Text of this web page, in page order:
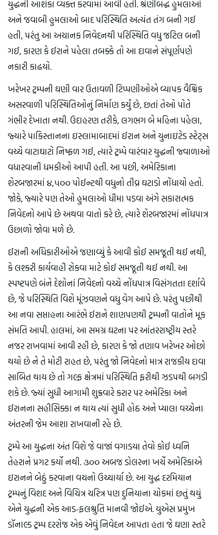
યુદ્ધની આશંકા વ્યક્ત કરવામાં આવી હતી. શ્રેણીબદ્ધ હુમલાઓ
અને જવાબી હુમલાઓ બાદ પરિસ્થિતિ અત્યંત તંગ બની ગઈ
હતી, પરંતુ આ અચાનક નિવેદનથી પરિસ્થિતિ વધુ જટિલ બની
ગઈ, કારણ કે ઈરાને પહેલા તબક્કે તો આ દાવાને સંપૂર્ણપણે
નકારી કાઢયો.
ખરેખર ટ્રમ્પની ઘણી વાર ઉતાવળી ટિપ્પણીઓએ વ્યાપક વૈશ્વિક
અસરવાળી પરિસ્થિતિઓનું નિર્માણ કર્યું છે, છતાં તેઓ પોતે
ગંભીર દેખાતા નથી. ઉદાહરણ તરીકે, લગભગ બે મહિના પહેલા,
જ્યારે પાકિસ્તાનના ઇસ્લામાબાદમાં ઈરાન અને યુનાઇટેડ સ્ટેટ્સ
વચ્ચે વાટાઘાટો નિષ્ફળ ગઈ, ત્યારે ટ્રમ્પે વારંવાર યુદ્ધની જ્વાળાઓ
વધારવાની ધમકીઓ આપી હતી. આ પછી, અમેરિકાના
શેરબજારમાં ૪,૫૦૦ પોઈન્ટથી વધુનો તીવ્ર ઘટાડો નોંધાયો હતો.
જોકે, જ્યારે પણ તેઓ હુમલાઓ ધીમા પડવા અંગે સકારાત્મક
નિવેદનો આપે છે અથવા વાતો કરે છે, ત્યારે શેરબજારમાં નોંધપાત્ર
ઉછાળો જોવા મળે છે.
ઈરાની અધિકારીઓએ જણાવ્યું કે આવી કોઈ સમજૂતી થઈ નથી,
કે લશ્કરી કાર્યવાહી રોકવા માટે કોઈ સમજૂતી થઈ નથી. આ
સ્પષ્ટપણે બંને દેશોનાં નિવેદનો વચ્ચે નોંધપાત્ર વિસંગતતા દર્શાવે
છે, જે પરિસ્થિતિ વિશે મૂંઝવણને વધુ વેગ આપે છે. પરંતુ પછીથી
આ નવા સપ્તાહના આરંભે ઈરાને શાણપણથી ટ્રમ્પની વાતોને મૂક
સંમતિ આપી. હાલમાં, આ સમગ્ર ઘટના પર આંતરરાષ્ટ્રીય સ્તરે
નજર રાખવામાં આવી રહી છે, કારણ કે જો તણાવ ખરેખર ઓછો
થયો છે ને તે મોટી રાહત છે, પરંતુ જો નિવેદનો માત્ર રાજકીય દાવા
સાબિત થાય છે તો ગલ્ફ ક્ષેત્રમાં પરિસ્થિતિ ફરીથી ઝડપથી બગડી
શકે છે. જ્યાં સુધી આગામી શુક્રવારે કરાર પર અમેરિકા અને
ઈરાનના સહીસિક્કા ન થાય ત્યાં સુધી હોઠ અને પ્યાલા વચ્ચેના
અંતરની જેમ આશા રાખવાની રહે છે.
ટ્રમ્પે આ યુદ્ધના અંત વિશે જે વાજાં વગાડયા તેવો કોઈ ધ્વનિ
તેહરાને પ્રગટ કર્યો નથી. ૩૦૦ અબજ ડોલરના ખર્ચે અમેરિકાએ
ઇરાનને બેઠું કરવાના વચનો ઉચ્ચાર્યા છે. આ યુદ્ધ દરમિયાન
ટ્રમ્પનું વિશદ અને વિચિત્ર ચરિત્ર પણ દુનિયાના ચોકમાં છતું થયું
એને યુદ્ધની એક આડ-ફલશ્રુતિ માનવી જોઈએ. યુએસ પ્રમુખ
ડૉનાલ્ડ ટ્રમ્પ દરરોજ એક એવું નિવેદન આપતા હતા જે ઘણા સ્તરે